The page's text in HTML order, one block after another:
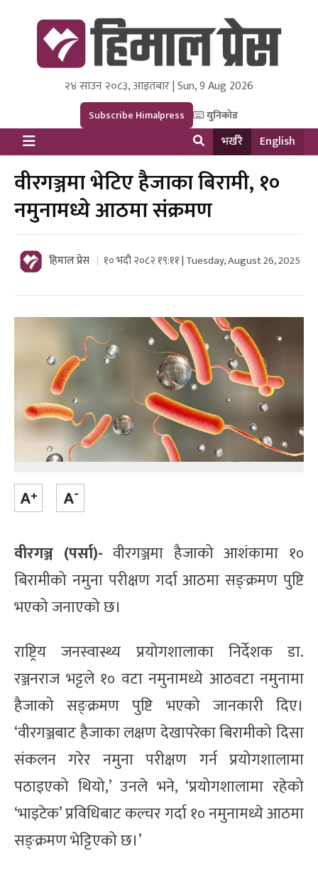
Himal Press
Dot NewsyNepal Media and Research Pvt Ltd.
२४ साउन २०८३, आइतबार | Sun, 9 Aug 2026
Subscribe Himalpress युनिकोड
भर्खरै English
वीरगञ्जमा भेटिए हैजाका बिरामी, १०
नमुनामध्ये आठमा संक्रमण
हिमाल प्रेस १० भदौ २०८२ १९:११ | Tuesday, August 26, 2025
वीरगञ्ज (पर्सा)-वीरगञ्जमा हैजाको आशंकामा १०
बिरामीको नमुना परीक्षण गर्दा आठमा सङ्क्रमण पुष्टि
भएको जनाएको छ।
राष्ट्रिय जनस्वास्थ्य प्रयोगशालाका निर्देशक डा.
रञ्जनराज भट्टले १० वटा नमुनामध्ये आठवटा नमुनामा
हैजाको सङ्क्रमण पुष्टि भएको जानकारी दिए।
‘वीरगञ्जबाट हैजाका लक्षण देखापरेका बिरामीको दिसा
संकलन गरेर नमुना परीक्षण गर्न प्रयोगशालामा
पठाइएको थियो,’ उनले भने, ‘प्रयोगशालामा रहेको
‘भाइटेक’ प्रविधिबाट कल्चर गर्दा १० नमुनामध्ये आठमा
सङ्क्रमण भेट्टिएको छ।’